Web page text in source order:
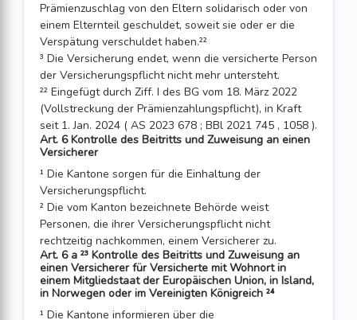
Prämienzuschlag von den Eltern solidarisch oder von
einem Elternteil geschuldet, soweit sie oder er die
Verspätung verschuldet haben.²²
³ Die Versicherung endet, wenn die versicherte Person
der Versicherungspflicht nicht mehr untersteht.
²² Eingefügt durch Ziff. I des BG vom 18. März 2022
(Vollstreckung der Prämienzahlungspflicht), in Kraft
seit 1. Jan. 2024 ( AS 2023 678 ; BBl 2021 745 , 1058 ).
Art. 6 Kontrolle des Beitritts und Zuweisung an einen
Versicherer
¹ Die Kantone sorgen für die Einhaltung der
Versicherungspflicht.
² Die vom Kanton bezeichnete Behörde weist
Personen, die ihrer Versicherungspflicht nicht
rechtzeitig nachkommen, einem Versicherer zu.
Art. 6 a ²³ Kontrolle des Beitritts und Zuweisung an
einen Versicherer für Versicherte mit Wohnort in
einem Mitgliedstaat der Europäischen Union, in Island,
in Norwegen oder im Vereinigten Königreich ²⁴
¹ Die Kantone informieren über die